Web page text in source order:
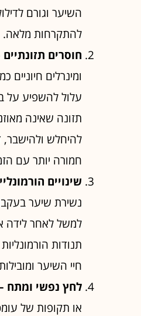
השיער וגורם
להתקרחות מלאה.
חוסרים תזונתיים
עלול להשפיע על
תזונה שאינה
להיחלש ולהישבר,
חמורה יותר עם
שינויים
נשירת שיער
למשל לאחר לידה
תנודות
חיי השיער
לחץ נפשי ומתח
או תקופות של